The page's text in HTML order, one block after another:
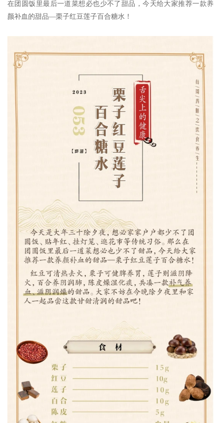
在团圆饭里最后一道菜想必也少不了甜品，今天给大家推荐一款养
颜补血的甜品—栗子红豆莲子百合糖水！